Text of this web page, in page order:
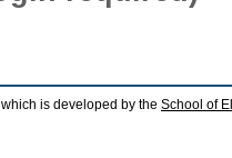
which is developed by the School of